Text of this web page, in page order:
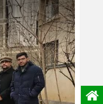
صفحه نخست